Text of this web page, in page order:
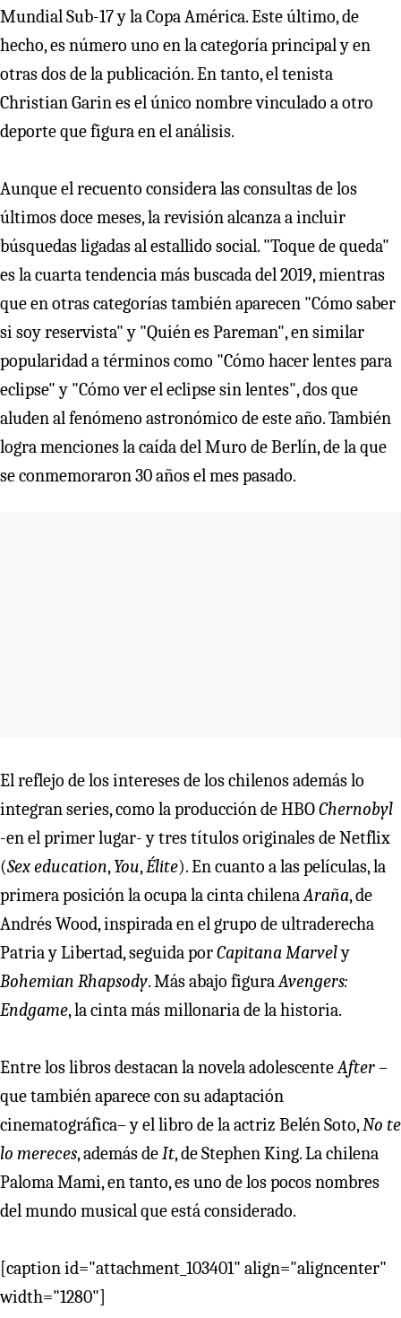
Mundial Sub-17 y la Copa América. Este último, de
hecho, es número uno en la categoría principal y en
otras dos de la publicación. En tanto, el tenista
Christian Garin es el único nombre vinculado a otro
deporte que figura en el análisis.
Aunque el recuento considera las consultas de los
últimos doce meses, la revisión alcanza a incluir
búsquedas ligadas al estallido social. "Toque de queda"
es la cuarta tendencia más buscada del 2019, mientras
que en otras categorías también aparecen "Cómo saber
si soy reservista" y "Quién es Pareman", en similar
popularidad a términos como "Cómo hacer lentes para
eclipse" y "Cómo ver el eclipse sin lentes", dos que
aluden al fenómeno astronómico de este año. También
logra menciones la caída del Muro de Berlín, de la que
se conmemoraron 30 años el mes pasado.
El reflejo de los intereses de los chilenos además lo
integran series, como la producción de HBOChernobyl
-en el primer lugar- y tres títulos originales de Netflix
(Sex education,You,Élite). En cuanto a las películas, la
primera posición la ocupa la cinta chilenaAraña, de
Andrés Wood, inspirada en el grupo de ultraderecha
Patria y Libertad, seguida porCapitana Marvely
Bohemian Rhapsody. Más abajo figuraAvengers:
Endgame, la cinta más millonaria de la historia.
Entre los libros destacan la novela adolescenteAfter–
que también aparece con su adaptación
cinematográfica– y el libro de la actriz Belén Soto,No te
lo mereces, además deIt, de Stephen King. La chilena
Paloma Mami, en tanto, es uno de los pocos nombres
del mundo musical que está considerado.
[caption id="attachment_103401" align="aligncenter"
width="1280"]